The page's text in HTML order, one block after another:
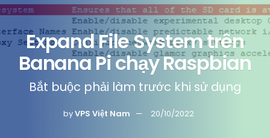
Expand File System trên
Banana Pi chạy Raspbian
Bắt buộc phải làm trước khi sử dụng
byVPS Việt Nam 20/10/2022